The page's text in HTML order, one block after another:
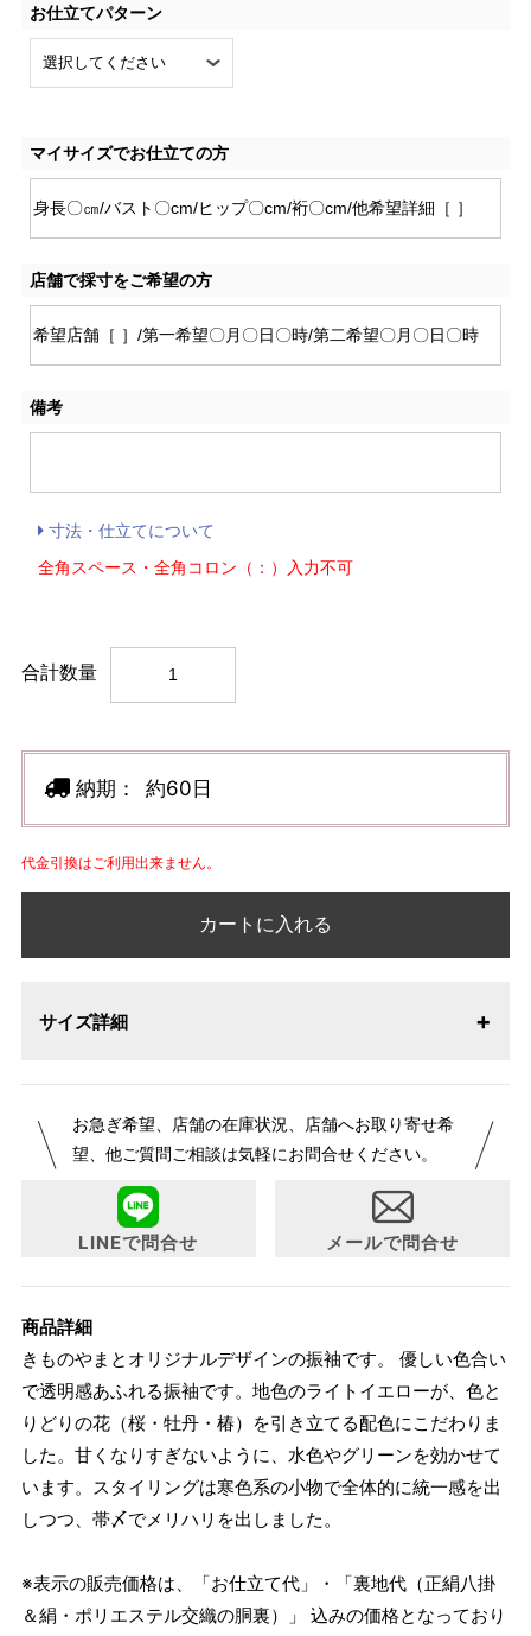
お仕立てパターン
マイサイズでお仕立ての方
店舗で採寸をご希望の方
備考
寸法・仕立てについて
全角スペース・全角コロン（：）入力不可
合計数量
納期： 約60日
代金引換はご利用出来ません。
カートに入れる
サイズ詳細
が変更になりました。パターンオーダーは、お客様のお声か
らよりお召しになりやすい寸法に変更いたしました。変更点
について詳細をお知りになりたい方はお問い合わせくださ
お急ぎ希望、店舗の在庫状況、店舗へお取り寄せ希
望、他ご質問ご相談は気軽にお問合せください。
LINEで問合せ メールで問合せ
商品詳細
きものやまとオリジナルデザインの振袖です。 優しい色合い
で透明感あふれる振袖です。地色のライトイエローが、色と
りどりの花（桜・牡丹・椿）を引き立てる配色にこだわりま
した。甘くなりすぎないように、水色やグリーンを効かせて
います。スタイリングは寒色系の小物で全体的に統一感を出
しつつ、帯〆でメリハリを出しました。
※表示の販売価格は、「お仕立て代」・「裏地代（正絹八掛
＆絹・ポリエステル交織の胴裏）」 込みの価格となっており